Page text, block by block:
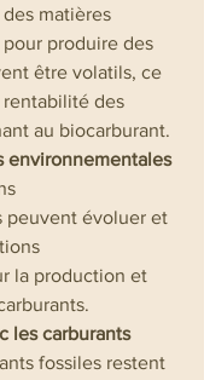
matières
produire des
être volatils, ce
des
au biocarburant.
environnementales
peuvent évoluer et
la production et
les carburants
fossiles restent